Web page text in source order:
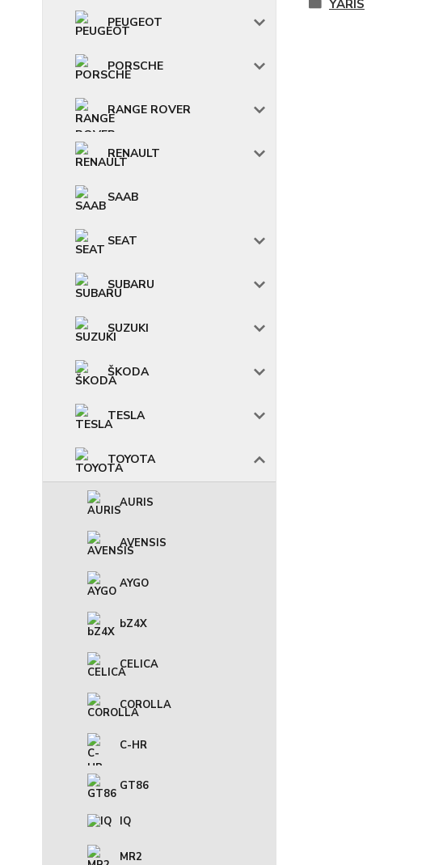
PEUGEOT
PORSCHE
RANGE ROVER
RENAULT
SAAB
SEAT
SUBARU
SUZUKI
ŠKODA
TESLA
TOYOTA
AURIS
AVENSIS
AYGO
bZ4X
CELICA
COROLLA
C-HR
GT86
IQ
MR2
YARIS